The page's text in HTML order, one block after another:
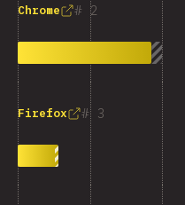
2
Chrome
3
Firefox